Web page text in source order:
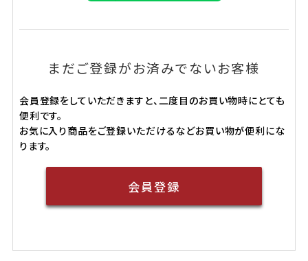
まだご登録がお済みでないお客様
会員登録をしていただきますと、二度目のお買い物時にとても
便利です。
お気に入り商品をご登録いただけるなどお買い物が便利にな
ります。
会員登録